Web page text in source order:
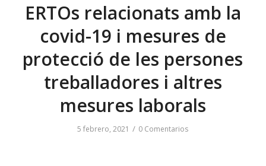
ERTOs relacionats amb la
covid-19 i mesures de
protecció de les persones
treballadores i altres
mesures laborals
5 febrero, 2021 / 0 Comentarios